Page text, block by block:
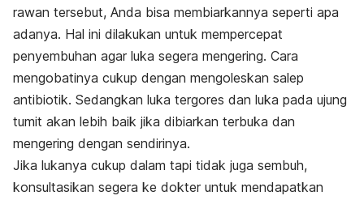
rawan tersebut, Anda bisa membiarkannya seperti apa
adanya. Hal ini dilakukan untuk mempercepat
penyembuhan agar luka segera mengering. Cara
mengobatinya cukup dengan mengoleskan salep
antibiotik. Sedangkan luka tergores dan luka pada ujung
tumit akan lebih baik jika dibiarkan terbuka dan
mengering dengan sendirinya.
Jika lukanya cukup dalam tapi tidak juga sembuh,
konsultasikan segera ke dokter untuk mendapatkan